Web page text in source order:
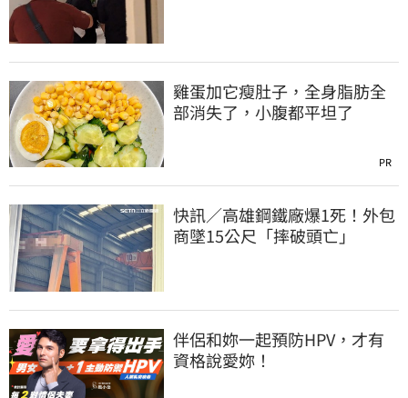
雞蛋加它瘦肚子，全身脂肪全
部消失了，小腹都平坦了
PR
快訊／高雄鋼鐵廠爆1死！外包
商墜15公尺「摔破頭亡」
伴侶和妳一起預防HPV，才有
資格說愛妳！